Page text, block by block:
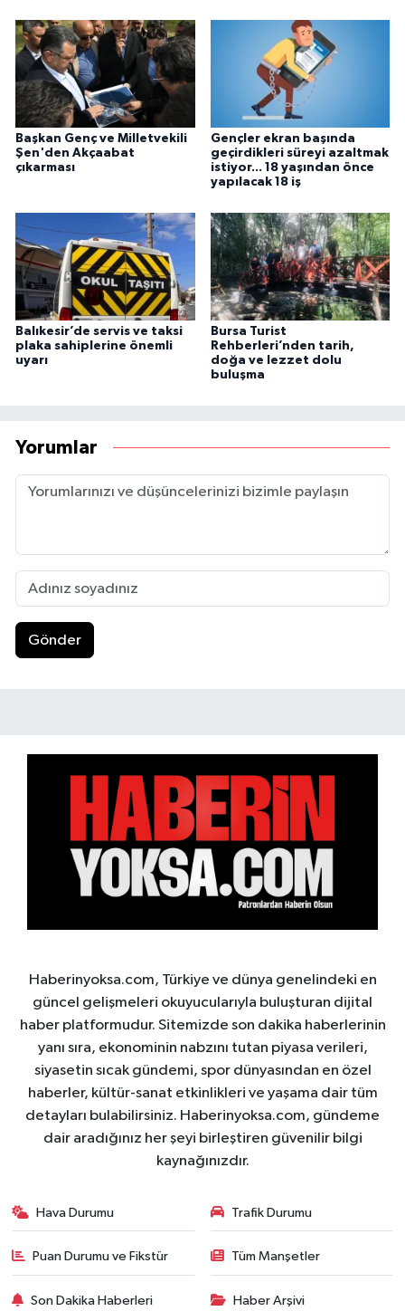
Başkan Genç ve Milletvekili
Şen'den Akçaabat
çıkarması
Gençler ekran başında
geçirdikleri süreyi azaltmak
istiyor... 18 yaşından önce
yapılacak 18 iş
Balıkesir’de servis ve taksi
plaka sahiplerine önemli
uyarı
Bursa Turist
Rehberleri’nden tarih,
doğa ve lezzet dolu
buluşma
Yorumlar
Gönder
Haberinyoksa.com, Türkiye ve dünya genelindeki en
güncel gelişmeleri okuyucularıyla buluşturan dijital
haber platformudur. Sitemizde son dakika haberlerinin
yanı sıra, ekonominin nabzını tutan piyasa verileri,
siyasetin sıcak gündemi, spor dünyasından en özel
haberler, kültür-sanat etkinlikleri ve yaşama dair tüm
detayları bulabilirsiniz. Haberinyoksa.com, gündeme
dair aradığınız her şeyi birleştiren güvenilir bilgi
kaynağınızdır.
Hava Durumu Trafik Durumu
Puan Durumu ve Fikstür Tüm Manşetler
Son Dakika Haberleri Haber Arşivi